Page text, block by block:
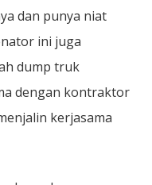
dan punya niat
ini juga
dump truk
dengan kontraktor
kerjasama